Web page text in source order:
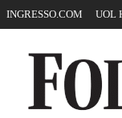
INGRESSO.COM UOL